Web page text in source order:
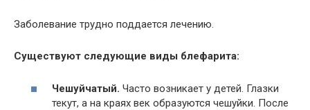
Заболевание трудно поддается лечению.
Существуют следующие виды блефарита:
Чешуйчатый. Часто возникает у детей. Глазки
текут, а на краях век образуются чешуйки. После